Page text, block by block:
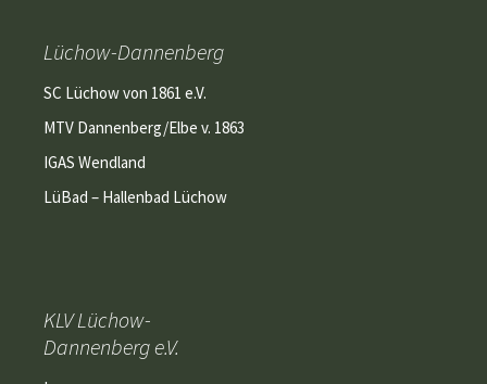
Lüchow-Dannenberg
SC Lüchow von 1861 e.V.
MTV Dannenberg/Elbe v. 1863
IGAS Wendland
LüBad – Hallenbad Lüchow
KLV Lüchow-
Dannenberg e.V.